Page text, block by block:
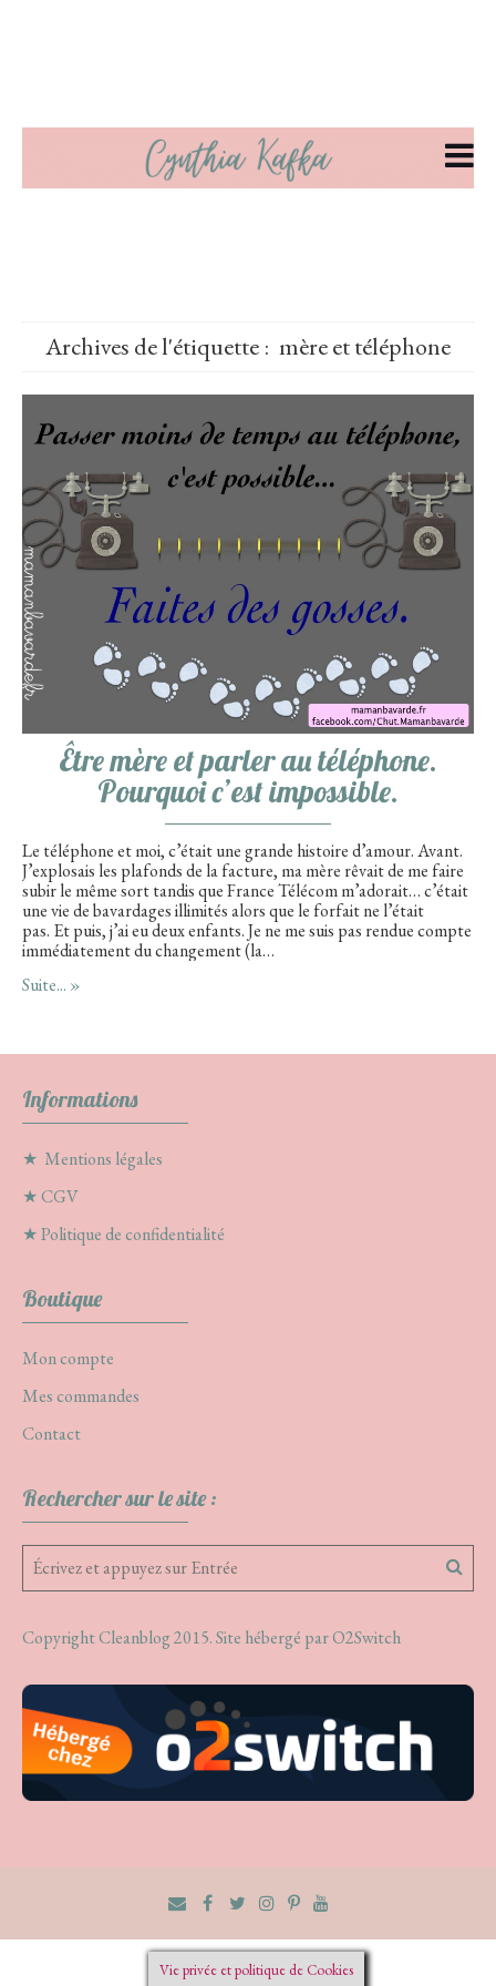
Archives de l'étiquette : mère et téléphone
Être mère et parler au téléphone.
Pourquoi c’est impossible.
Le téléphone et moi, c’était une grande histoire d’amour. Avant.
J’explosais les plafonds de la facture, ma mère rêvait de me faire
subir le même sort tandis que France Télécom m’adorait… c’était
une vie de bavardages illimités alors que le forfait ne l’était
pas. Et puis, j’ai eu deux enfants. Je ne me suis pas rendue compte
immédiatement du changement (la…
Suite... »
Informations
★ Mentions légales
★CGV
★Politique de confidentialité
Boutique
Mon compte
Mes commandes
Contact
Rechercher sur le site :
Copyright Cleanblog 2015. Site hébergé parO2Switch
Vie privée et politique de Cookies